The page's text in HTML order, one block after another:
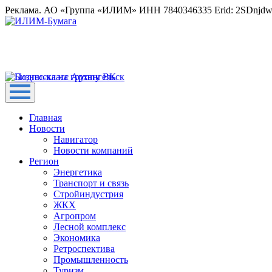
Реклама. АО «Группа «ИЛИМ» ИНН 7840346335 Erid:
Главная
Новости
Навигатор
Новости компаний
Регион
Энергетика
Транспорт и связь
Стройиндустрия
ЖКХ
Агропром
Лесной комплекс
Экономика
Ретроспектива
Промышленность